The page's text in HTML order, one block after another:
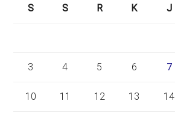
S
S R K J
3 4 5 6 7
10 11 12 13 14